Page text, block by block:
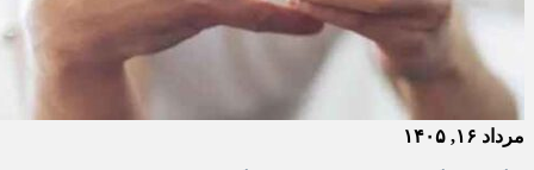
مرداد ۱۶, ۱۴۰۵